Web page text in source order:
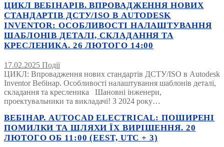
ЦИКЛ ВЕБІНАРІВ. ВПРОВАДЖЕННЯ НОВИХ
СТАНДАРТІВ ДСТУ/ISO В AUTODESK
INVENTOR: ОСОБЛИВОСТІ НАЛАШТУВАННЯ
ШАБЛОНІВ ДЕТАЛІ, СКЛАДАННЯ ТА
КРЕСЛЕНИКА. 26 ЛЮТОГО 14:00
17.02.2025 Події
ЦИКЛ: Впровадження нових стандартів ДСТУ/ISO в Autodesk
Inventor Вебінар. Особливості налаштування шаблонів деталі,
складання та кресленика Шановні інженери,
проектувальники та викладачі! З 2024 року…
ВЕБІНАР. AUTOCAD ELECTRICAL: ПОШИРЕНІ
ПОМИЛКИ ТА ШЛЯХИ ЇХ ВИРІШЕННЯ. 20
ЛЮТОГО ОБ 11:00 (EEST, UTC + 3)